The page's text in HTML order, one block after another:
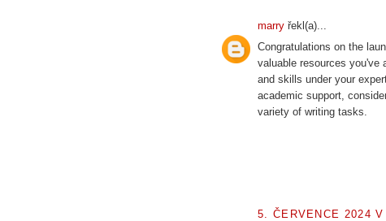
marry řekl(a)...
Congratulations on the
valuable resources you've
and skills under your
academic support,
variety of writing tasks.
5. ČERVENCE 2024 V